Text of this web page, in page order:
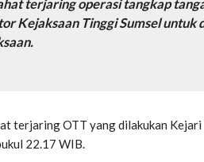
terjaring operasi tangkap
Kejaksaan Tinggi Sumsel untuk
terjaring OTT yang dilakukan
22.17 WIB.